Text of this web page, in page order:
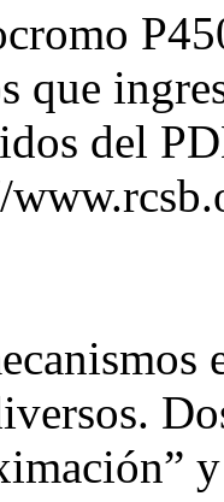
que
del